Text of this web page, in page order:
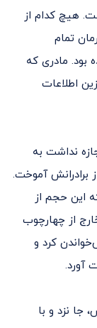
هیچ کدام از
تمام
بود. مادری که
اطلاعات
نداشت به
برادرانش آموخت.
این حجم از
از چهارچوب
کرد و
آورد.
جا نزد و با